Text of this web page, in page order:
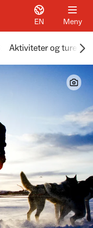
EN Meny
Aktiviteter og turer